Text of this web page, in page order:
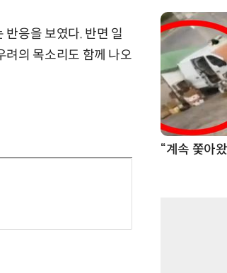
반응을 보였다. 반면 일
려의 목소리도 함께 나오